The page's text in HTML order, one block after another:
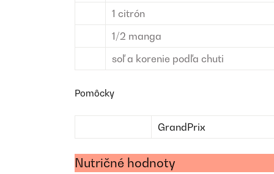
1 citrón
1/2 manga
soľ a korenie podľa chuti
Pomôcky
GrandPrix
Nutričné hodnoty